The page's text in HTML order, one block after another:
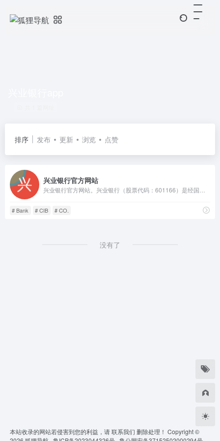
排序 发布 更新 浏览 点赞
兴业银行官方网站
# Bank # CIB # CO.
没有了
本站收录的网站若侵害到您的利益，请联系我们 删除处理！ Copyright ©